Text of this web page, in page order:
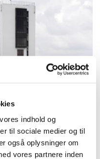
indhold og
til sociale medier og til
også oplysninger om
vores partnere inden